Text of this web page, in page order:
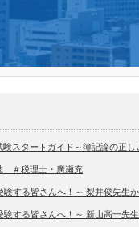
スタートガイド～簿記論の正し
＃税理士・廣瀬充
験する皆さんへ！～ 梨井俊先生
験する皆さんへ！～ 新山高一先